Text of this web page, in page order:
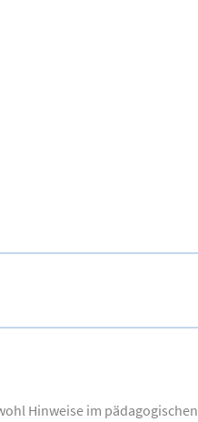
Hinweise im pädagogischen